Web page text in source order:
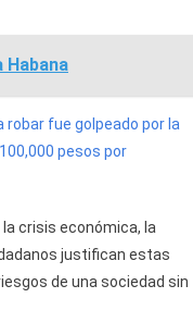
Habana
robar fue golpeado por la
pesos por
crisis económica, la
justifican estas
de una sociedad sin